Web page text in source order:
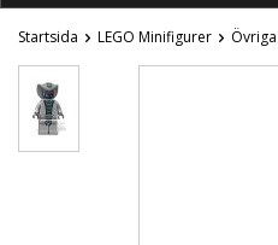
Startsida LEGO Minifigurer